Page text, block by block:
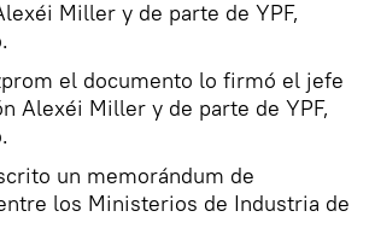
Miller y de parte de YPF,
el documento lo firmó el jefe
Alexéi Miller y de parte de YPF,
un memorándum de
los Ministerios de Industria de